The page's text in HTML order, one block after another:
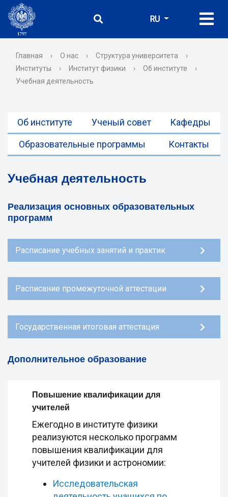
RU
Главная › О нас › Структура университета
›
Институты
› Институт физики › Об институте
›
Учебная деятельность
Об институте Ученый совет Кафедры
Образовательные программы Контакты
Учебная деятельность
Реализация основных образовательных
программ
Расписание учебных занятий и практик
Расписание промежуточной аттестации
Государственная итоговая аттестация
Дополнительное образование
Повышение квалификации для
учителей
Ежегодно в институте физики
реализуются несколько программ
повышения квалификации для
учителей физики и астрономии:
Исследовательская